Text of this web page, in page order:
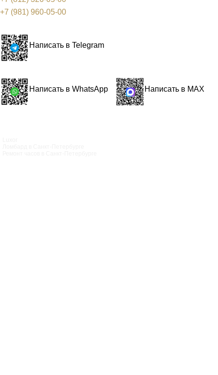
+7 (981) 960-05-00
Написать в Telegram
Написать в WhatsApp Написать в MAX